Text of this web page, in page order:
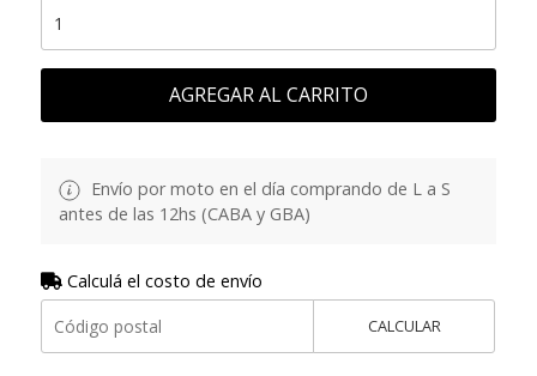
AGREGAR AL CARRITO
Envío por moto en el día comprando de L a S
antes de las 12hs (CABA y GBA)
Calculá el costo de envío
CALCULAR